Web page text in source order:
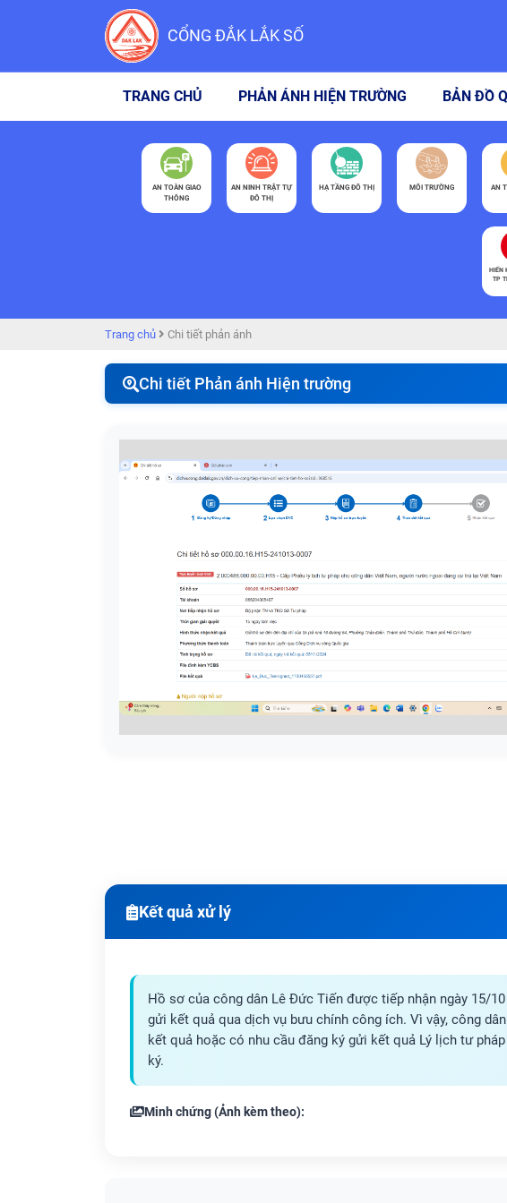
CỔNG ĐẮK LẮK SỐ
TRANG CHỦ PHẢN ÁNH HIỆN TRƯỜNG BẢN ĐỒ
AN TOÀN GIAO
THÔNG
AN NINH TRẬT TỰ
ĐÔ THỊ
HẠ TẦNG ĐÔ THỊ MÔI TRƯỜNG
AN
HIẾN
TP
Trang chủ Chi tiết phản ánh
Chi tiết Phản ánh Hiện trường
Kết quả xử lý
Hồ sơ của công dân Lê Đức Tiến được tiếp nhận ngày 15/
gửi kết quả qua dịch vụ bưu chính công ích. Vì vậy, công
kết quả hoặc có nhu cầu đăng ký gửi kết quả Lý lịch tư
ký.
Minh chứng (Ảnh kèm theo):